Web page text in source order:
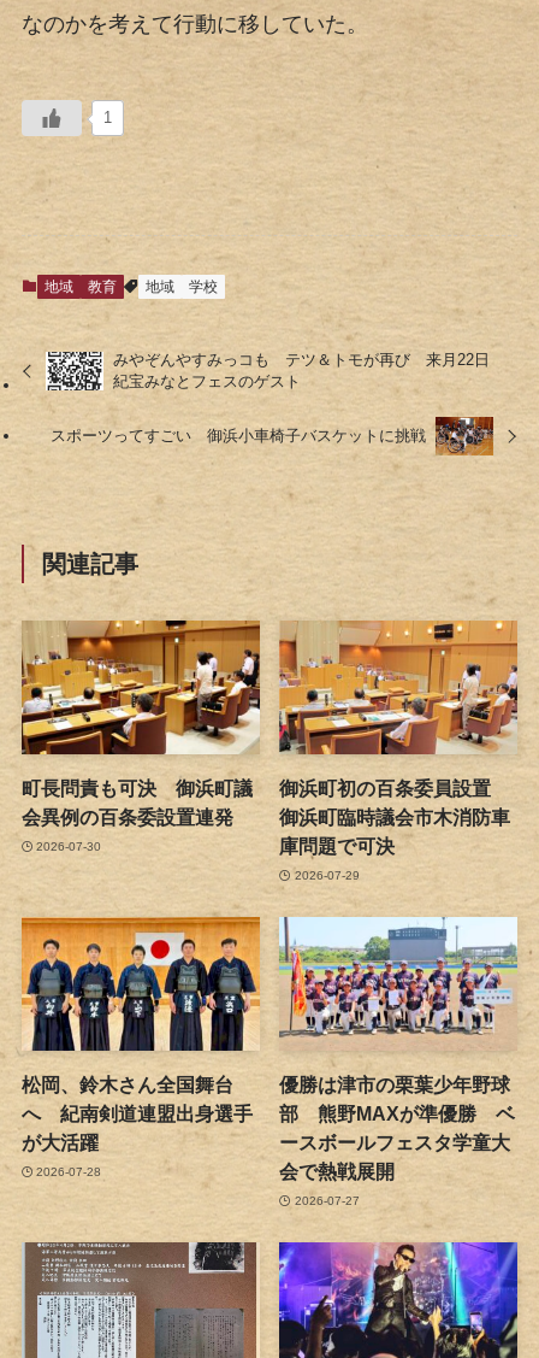
なのかを考えて行動に移していた。
1
地域 教育 地域 学校
みやぞんやすみっコも テツ＆トモが再び 来月22日
紀宝みなとフェスのゲスト
スポーツってすごい 御浜小車椅子バスケットに挑戦
関連記事
町長問責も可決 御浜町議
会異例の百条委設置連発
2026-07-30
御浜町初の百条委員設置
御浜町臨時議会市木消防車
庫問題で可決
2026-07-29
松岡、鈴木さん全国舞台
へ 紀南剣道連盟出身選手
が大活躍
2026-07-28
優勝は津市の栗葉少年野球
部 熊野MAXが準優勝 ベ
ースボールフェスタ学童大
会で熱戦展開
2026-07-27